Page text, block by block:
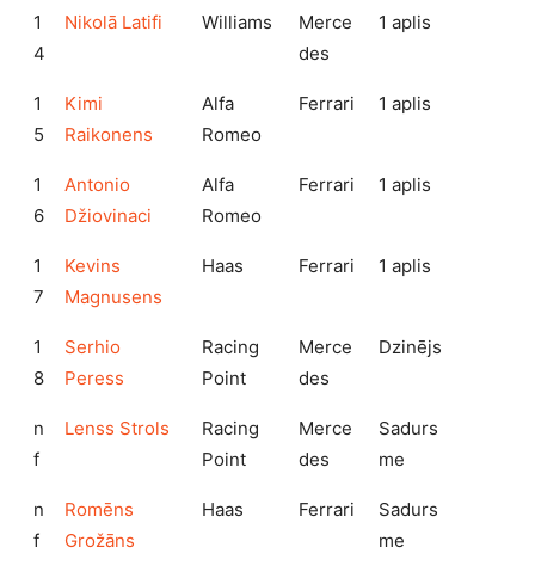
1
4
Nikolā Latifi Williams
Merce
des
1 aplis
1
5
Kimi
Raikonens
Alfa
Romeo
Ferrari 1 aplis
1
6
Antonio
Džiovinaci
Alfa
Romeo
Ferrari 1 aplis
1
7
Kevins
Magnusens
Haas Ferrari 1 aplis
1
8
Serhio
Peress
Racing
Point
Merce
des
Dzinējs
n
f
Lenss Strols
Racing
Point
Merce
des
Sadurs
me
n
f
Romēns
Grožāns
Haas Ferrari
Sadurs
me